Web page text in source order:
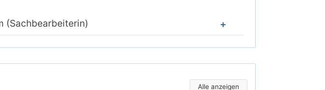
(Sachbearbeiterin)
Alle anzeigen